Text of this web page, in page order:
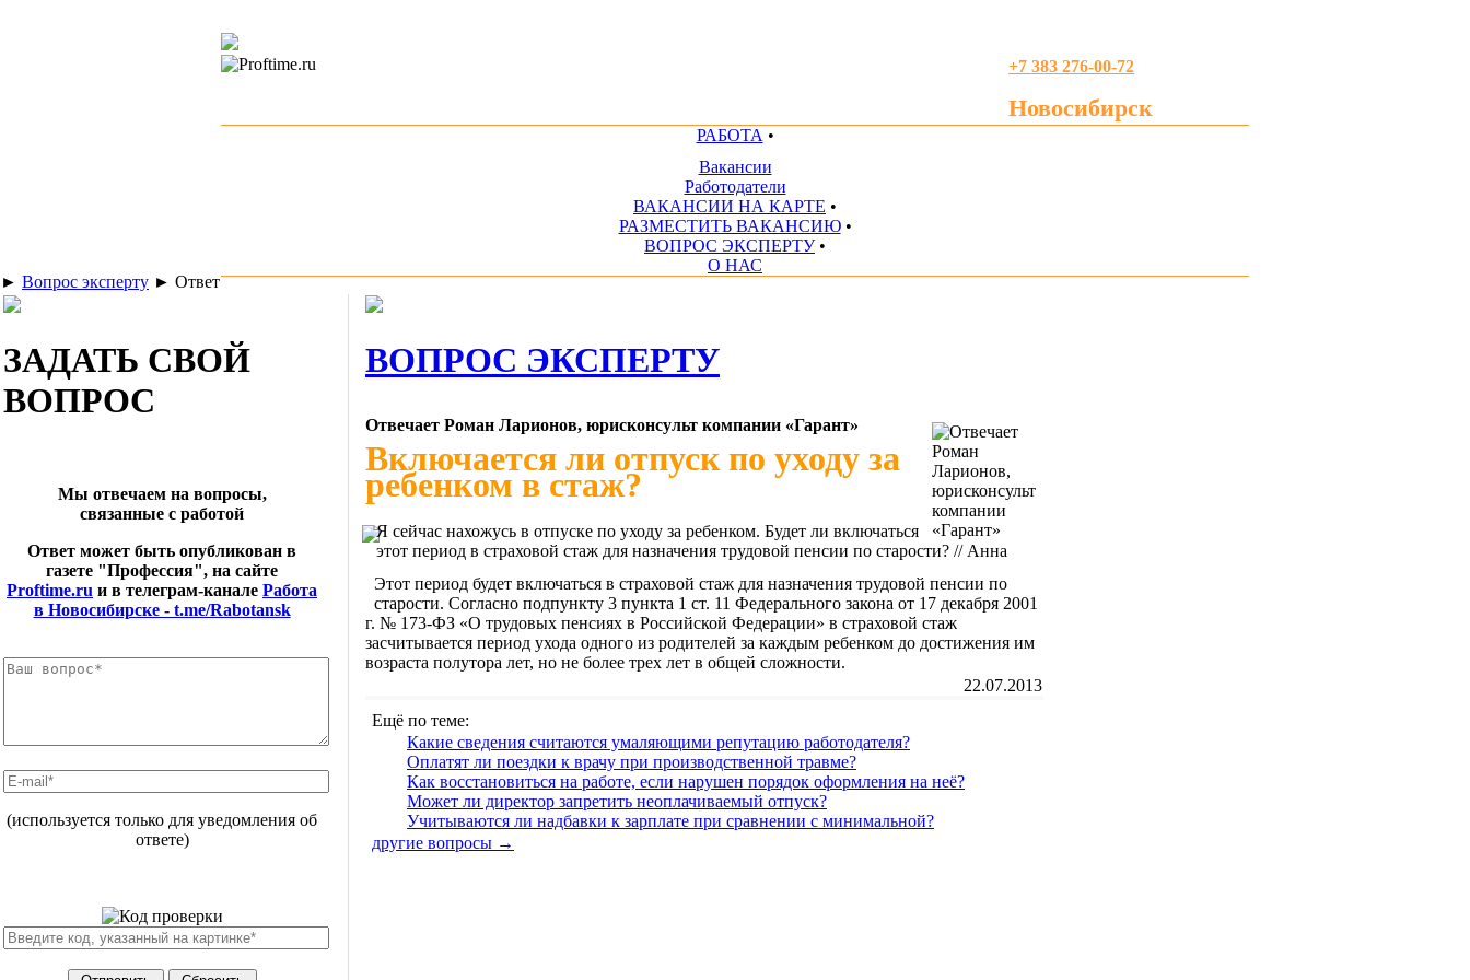
+7 383 276-00-72
Новосибирск
РАБОТА •
Вакансии
Работодатели
ВАКАНСИИ НА КАРТЕ •
РАЗМЕСТИТЬ ВАКАНСИЮ •
ВОПРОС ЭКСПЕРТУ •
О НАС
► Вопрос эксперту ► Ответ
ЗАДАТЬ СВОЙ
ВОПРОС
Мы отвечаем на вопросы,
связанные с работой
Ответ может быть опубликован в
газете "Профессия", на сайте
Proftime.ru и в телеграм-канале Работа
в Новосибирске - t.me/Rabotansk
(используется только для уведомления об
ответе)
ВОПРОС ЭКСПЕРТУ
Отвечает Роман Ларионов, юрисконсульт компании «Гарант»
Включается ли отпуск по уходу за
ребенком в стаж?
Я сейчас нахожусь в отпуске по уходу за ребенком. Будет ли включаться
этот период в страховой стаж для назначения трудовой пенсии по старости? // Анна
Этот период будет включаться в страховой стаж для назначения трудовой пенсии по
старости. Согласно подпункту 3 пункта 1 ст. 11 Федерального закона от 17 декабря 2001
г. № 173-ФЗ «О трудовых пенсиях в Российской Федерации» в страховой стаж
засчитывается период ухода одного из родителей за каждым ребенком до достижения им
возраста полутора лет, но не более трех лет в общей сложности.
22.07.2013
Ещё по теме:
Какие сведения считаются умаляющими репутацию работодателя?
Оплатят ли поездки к врачу при производственной травме?
Как восстановиться на работе, если нарушен порядок оформления на неё?
Может ли директор запретить неоплачиваемый отпуск?
Учитываются ли надбавки к зарплате при сравнении с минимальной?
другие вопросы →